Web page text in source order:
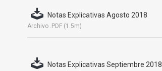
Notas Explicativas Agosto 2018
Archivo .PDF (1.5m)
Notas Explicativas Septiembre 2018